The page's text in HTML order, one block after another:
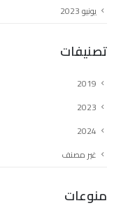
يونيو 2023
تصنيفات
2019
2023
2024
غير مصنف
منوعات